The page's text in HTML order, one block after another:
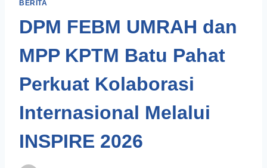
BERITA
DPM FEBM UMRAH dan
MPP KPTM Batu Pahat
Perkuat Kolaborasi
Internasional Melalui
INSPIRE 2026